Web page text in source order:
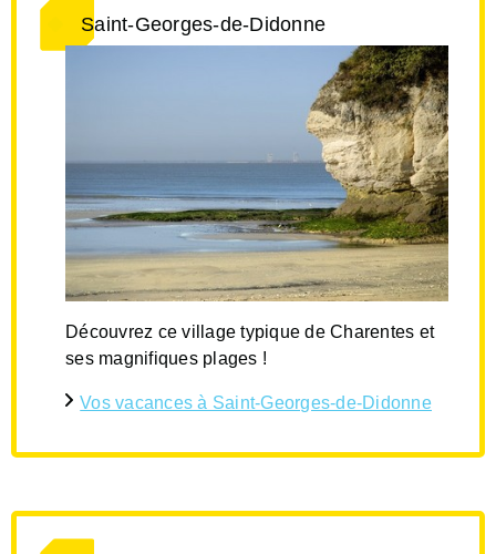
Saint-Georges-de-Didonne
Découvrez ce village typique de Charentes et
ses magnifiques plages !
Vos vacances à Saint-Georges-de-Didonne